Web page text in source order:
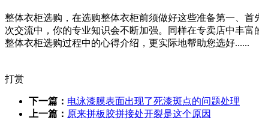
整体衣柜选购，在选购整体衣柜前须做好这些准备第一、
次交流中，你的专业知识会不断加强。同样在专卖店中丰
整体衣柜选购过程中的心得介绍，更实际地帮助您选好......
打赏
下一篇： 电泳漆膜表面出现了死漆斑点的问题处理
上一篇： 原来拼板胶拼接处开裂是这个原因